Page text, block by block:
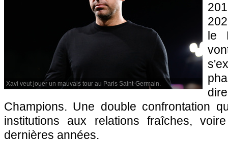
Xavi veut jouer un mauvais tour au Paris Saint-Germain.
le
Champions. Une double confrontation
institutions aux relations fraîches,
dernières années.